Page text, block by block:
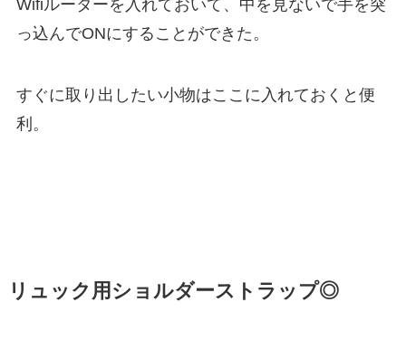
Wifiルーターを入れておいて、中を見ないで手を突
っ込んでONにすることができた。
すぐに取り出したい小物はここに入れておくと便
利。
リュック用ショルダーストラップ◎